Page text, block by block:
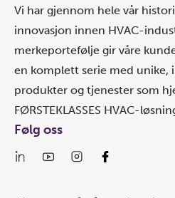
Vi har gjennom hele vår
innovasjon innen HVAC-
merkeportefølje gir våre
en komplett serie med unike,
produkter og tjenester som
FØRSTEKLASSES HVAC-
Følg oss